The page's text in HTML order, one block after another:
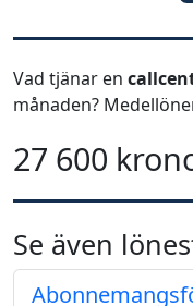
Vad tjänar en
månaden?
27 600
Se även